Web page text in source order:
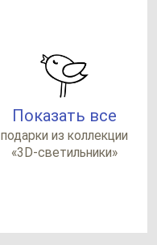
Показать все
по­дар­ки из кол­лек­ции
«3D-све­тиль­ни­ки»